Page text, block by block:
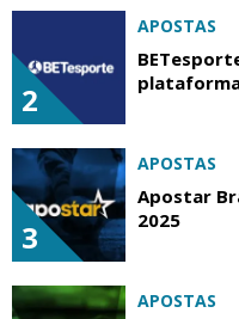
2
APOSTAS
3
APOSTAS
Apostar
2025
APOSTAS